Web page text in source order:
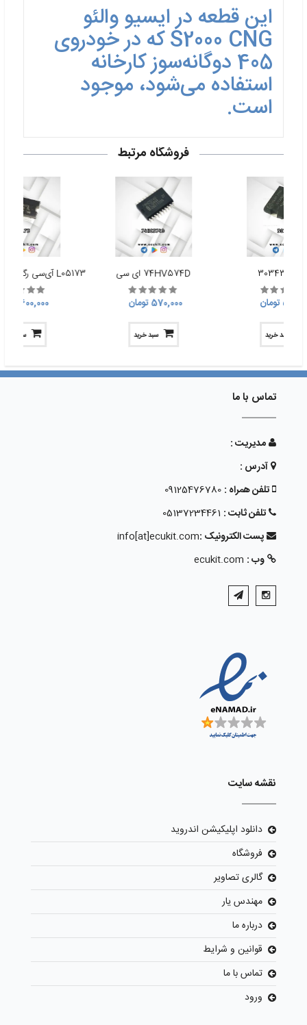
این قطعه در ایسیو والئو
S2000 CNG که در خودروی
405 دوگانه‌سوز کارخانه
استفاده می‌شود، موجود
است.
فروشگاه مرتبط
تومان
سبد خرید
74HV574D ای سی
570,000 تومان
سبد خرید
600,000 تومان
سبد خرید
تماس با ما
مدیریت :
آدرس :
تلفن همراه : 09125476780
تلفن ثابت : 05137234461
پست الکترونیک :info[at]ecukit.com
وب : ecukit.com
نقشه سایت
دانلود اپلیکیشن اندروید
فروشگاه
گالری تصاویر
مهندس یار
درباره ما
قوانین و شرایط
تماس با ما
ورود